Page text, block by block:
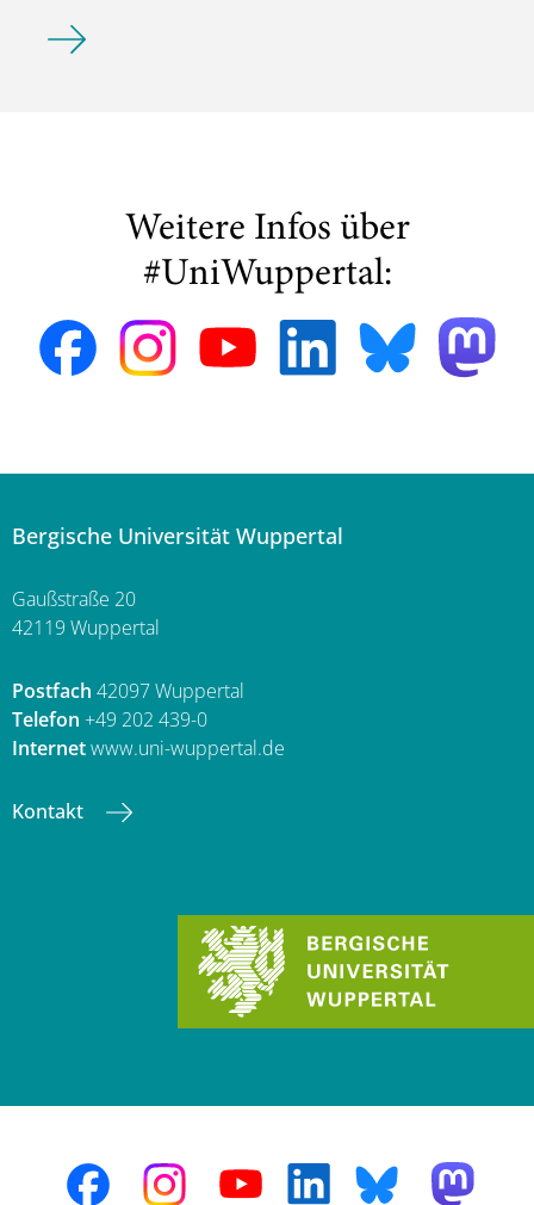
Feministischen Kolloquium „Die politische Therapie der
Weitere Infos über
#UniWuppertal:
Bergische Universität Wuppertal
Gaußstraße 20
42119 Wuppertal
Postfach 42097 Wuppertal
Telefon +49 202 439-0
Internetwww.uni-wuppertal.de
Kontakt